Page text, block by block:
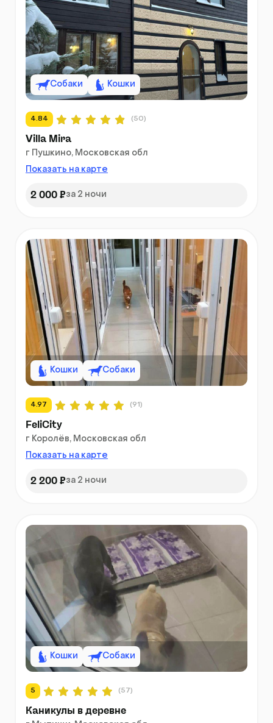
Собаки Кошки
4.84 (50)
Villa Mira
г Пушкино, Московская обл
Показать на карте
2 000 ₽за 2 ночи
Кошки Собаки
4.97 (91)
FeliCity
г Королёв, Московская обл
Показать на карте
2 200 ₽за 2 ночи
Кошки Собаки
5 (57)
Каникулы в деревне